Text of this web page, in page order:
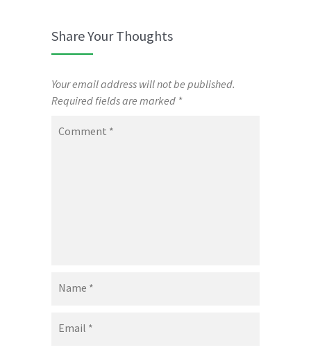
Share Your Thoughts
Your email address will not be published.
Required fields are marked *
Comment *
Name *
Email *